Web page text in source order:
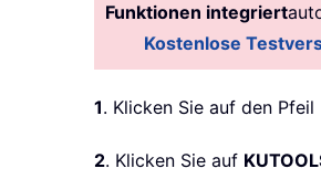
Funktionen integriert
Kostenlose
1. Klicken Sie auf den Pfeil
2. Klicken Sie auf